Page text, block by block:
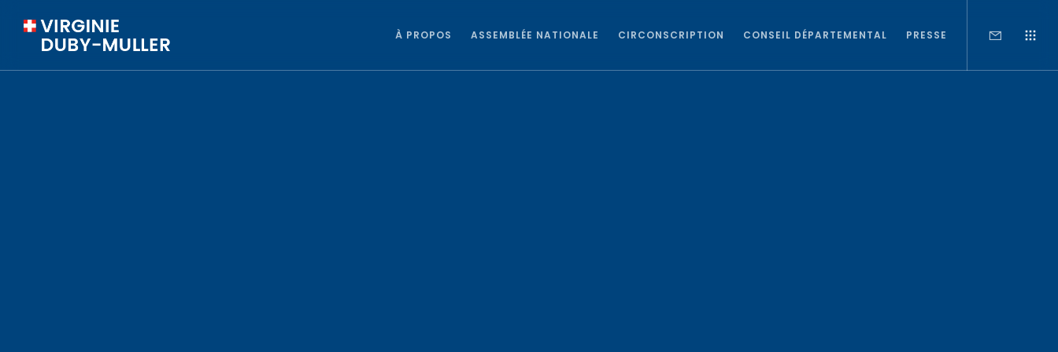
À PROPOS ASSEMBLÉE NATIONALE CIRCONSCRIPTION CONSEIL DÉPARTEMENTAL PRESSE